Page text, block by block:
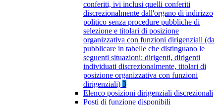
conferiti, ivi inclusi quelli conferiti
discrezionalmente dall'organo di indirizzo
politico senza procedure pubbliche di
selezione e titolari di posizione
organizzativa con funzioni dirigenziali (da
pubblicare in tabelle che distinguano le
seguenti situazioni: dirigenti, dirigenti
individuati discrezionalmente, titolari di
posizione organizzativa con funzioni
dirigenziali) 3
Elenco posizioni dirigenziali discrezionali
Posti di funzione disponibili